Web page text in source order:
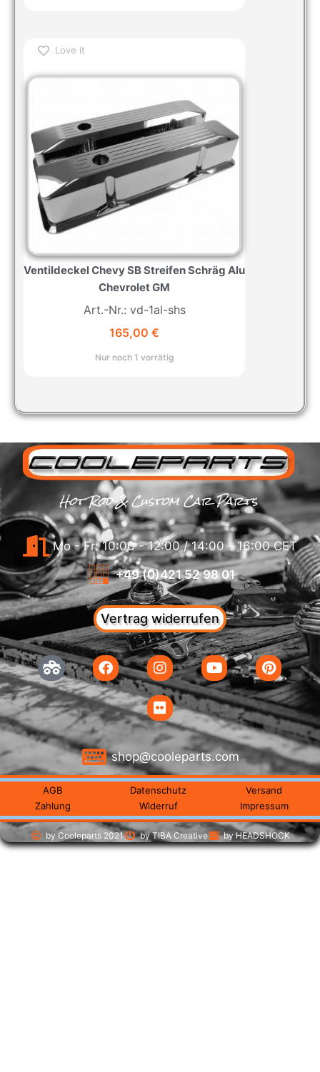
Love it
Ventildeckel Chevy SB Streifen Schräg Alu
Chevrolet GM
Art.-Nr.: vd-1al-shs
165,00 €
Nur noch 1 vorrätig
Hot Rod & Custom Car Parts
Mo - Fr: 10:00 - 12:00 / 14:00 - 16:00 CET
+49 (0)421 52 98 01
Vertrag widerrufen
shop@cooleparts.com
AGB Datenschutz
Versand
Zahlung
Widerruf Impressum
by Cooleparts 2021 by TIBA Creative by HEADSHOCK